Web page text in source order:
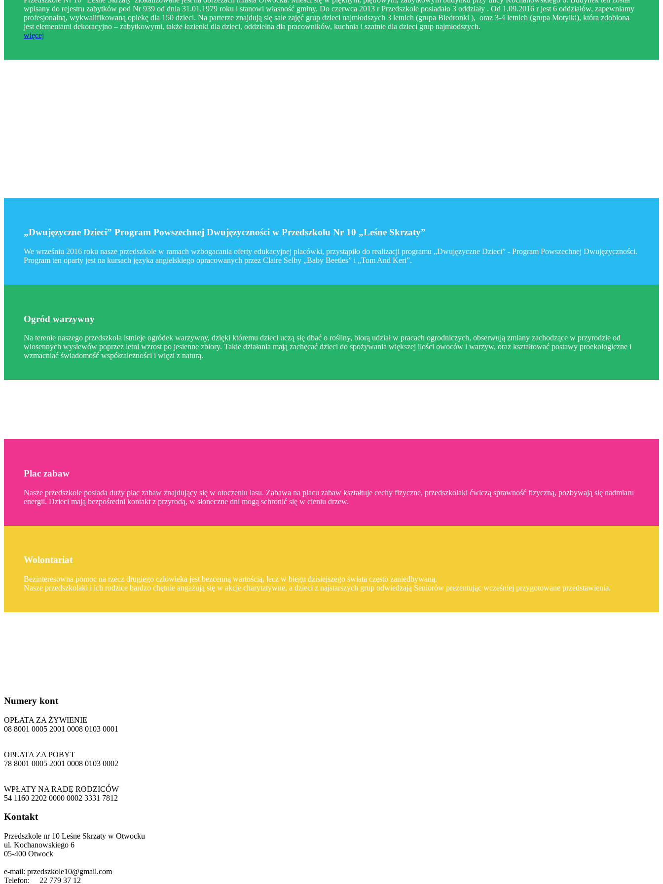
wpisany do rejestru zabytków pod Nr 939 od dnia 31.01.1979 roku i stanowi własność gminy. Do czerwca 2013 r Przedszkole posiadało 3 oddziały . Od 1.09.2016 r jest 6 oddziałów, zapewniamy
profesjonalną, wykwalifikowaną opiekę dla 150 dzieci. Na parterze znajdują się sale zajęć grup dzieci najmłodszych 3 letnich (grupa Biedronki ), oraz 3-4 letnich (grupa Motylki), która zdobiona
jest elementami dekoracyjno – zabytkowymi, także łazienki dla dzieci, oddzielna dla pracowników, kuchnia i szatnie dla dzieci grup najmłodszych.
więcej
„Dwujęzyczne Dzieci” Program Powszechnej Dwujęzyczności w Przedszkolu Nr 10 „Leśne Skrzaty”
We wrześniu 2016 roku nasze przedszkole w ramach wzbogacania oferty edukacyjnej placówki, przystąpiło do realizacji programu „Dwujęzyczne Dzieci” - Program Powszechnej Dwujęzyczności.
Program ten oparty jest na kursach języka angielskiego opracowanych przez Claire Selby „Baby Beetles” i „Tom And Keri”.
Ogród warzywny
Na terenie naszego przedszkola istnieje ogródek warzywny, dzięki któremu dzieci uczą się dbać o rośliny, biorą udział w pracach ogrodniczych, obserwują zmiany zachodzące w przyrodzie od
wiosennych wysiewów poprzez letni wzrost po jesienne zbiory. Takie działania mają zachęcać dzieci do spożywania większej ilości owoców i warzyw, oraz kształtować postawy proekologiczne i
wzmacniać świadomość współzależności i więzi z naturą.
Plac zabaw
Nasze przedszkole posiada duży plac zabaw znajdujący się w otoczeniu lasu. Zabawa na placu zabaw kształtuje cechy fizyczne, przedszkolaki ćwiczą sprawność fizyczną, pozbywają się nadmiaru
energii. Dzieci mają bezpośredni kontakt z przyrodą, w słoneczne dni mogą schronić się w cieniu drzew.
Wolontariat
Bezinteresowna pomoc na rzecz drugiego człowieka jest bezcenną wartością, lecz w biegu dzisiejszego świata często zaniedbywaną.
Nasze przedszkolaki i ich rodzice bardzo chętnie angażują się w akcje charytatywne, a dzieci z najstarszych grup odwiedzają Seniorów prezentując wcześniej przygotowane przedstawienia.
Numery kont
OPŁATA ZA ŻYWIENIE
08 8001 0005 2001 0008 0103 0001
OPŁATA ZA POBYT
78 8001 0005 2001 0008 0103 0002
WPŁATY NA RADĘ RODZICÓW
54 1160 2202 0000 0002 3331 7812
Kontakt
Przedszkole nr 10 Leśne Skrzaty w Otwocku
ul. Kochanowskiego 6
05-400 Otwock
e-mail: przedszkole10@gmail.com
Telefon: 22 779 37 12